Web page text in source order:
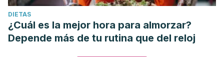
DIETAS
¿Cuál es la mejor hora para almorzar?
Depende más de tu rutina que del reloj